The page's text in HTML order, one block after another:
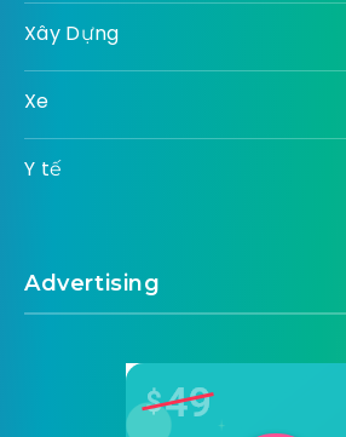
Xây Dựng
Xe
Y tế
Advertising